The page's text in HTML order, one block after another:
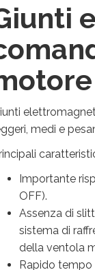
medi e
Importante
OFF).
Assenza di
sistema di
della ventola
Rapido